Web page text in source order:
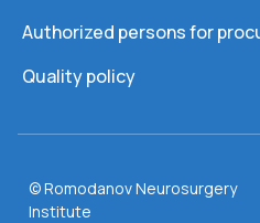
Authorized persons for
Quality policy
© Romodanov Neurosurgery
Institute